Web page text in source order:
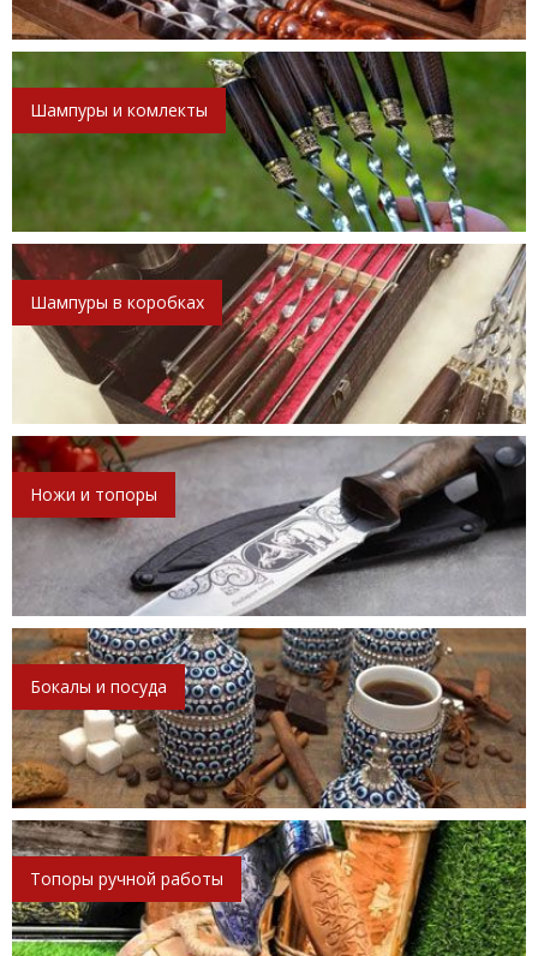
Шампуры и комлекты
Шампуры в коробках
Ножи и топоры
Бокалы и посуда
Топоры ручной работы